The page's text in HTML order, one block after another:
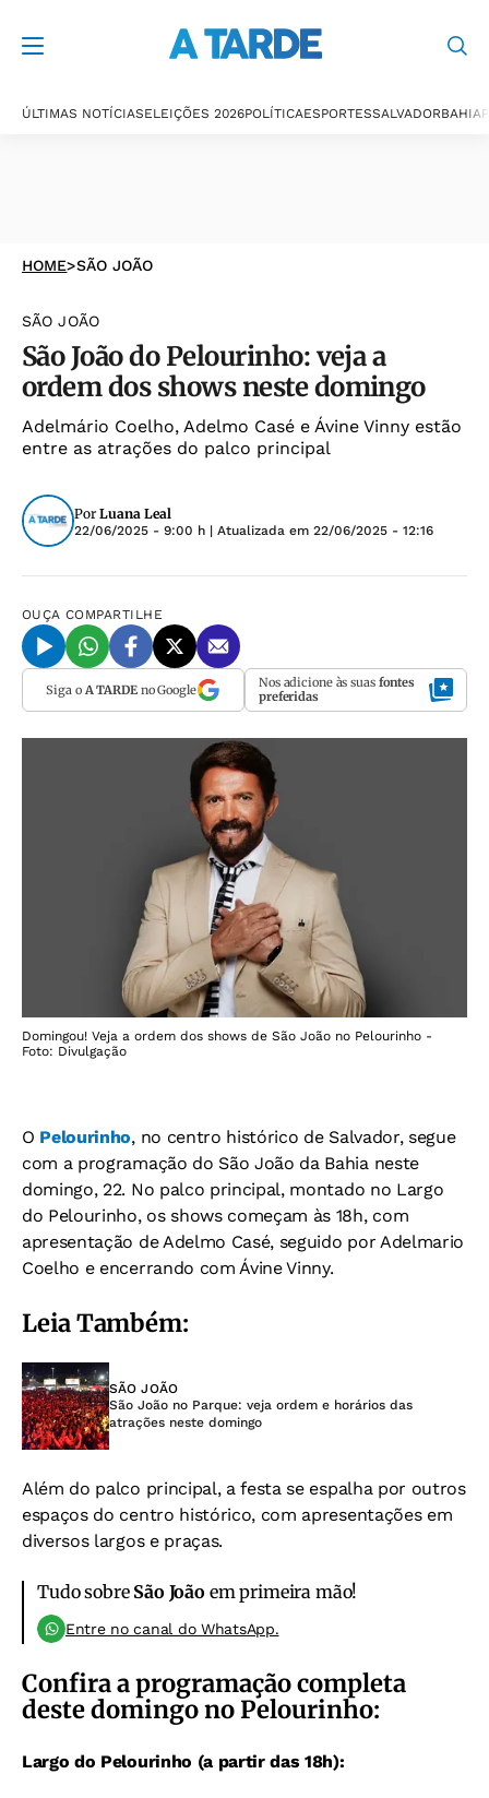
ÚLTIMAS NOTÍCIASELEIÇÕES 2026POLÍTICAESPORTESSALVADORBAHIA
HOME>SÃO JOÃO
SÃO JOÃO
São João do Pelourinho: veja a
ordem dos shows neste domingo
Adelmário Coelho, Adelmo Casé e Ávine Vinny estão
entre as atrações do palco principal
Por Luana Leal
22/06/2025 - 9:00 h | Atualizada em 22/06/2025 - 12:16
OUÇA COMPARTILHE
Siga o A TARDEno Google Nos adicione às suas fontes
preferidas
Domingou! Veja a ordem dos shows de São João no Pelourinho -
Foto: Divulgação
O Pelourinho, no centro histórico de Salvador, segue
com a programação do São João da Bahia neste
domingo, 22. No palco principal, montado no Largo
do Pelourinho, os shows começam às 18h, com
apresentação de Adelmo Casé, seguido por Adelmario
Coelho e encerrando com Ávine Vinny.
Leia Também:
SÃO JOÃO
São João no Parque: veja ordem e horários das
atrações neste domingo
Além do palco principal, a festa se espalha por outros
espaços do centro histórico, com apresentações em
diversos largos e praças.
Tudo sobre São João em primeira mão!
Entre no canal do WhatsApp.
Confira a programação completa
deste domingo no Pelourinho:
Largo do Pelourinho (a partir das 18h):